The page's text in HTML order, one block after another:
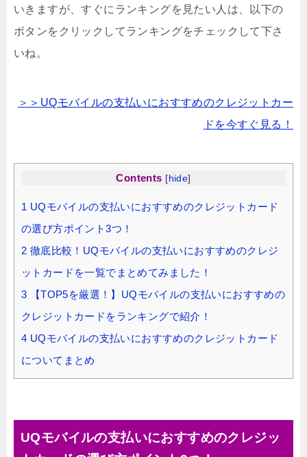
いきますが、すぐにランキングを見たい人は、以下の
ボタンをクリックしてランキングをチェックして下さ
いね。
＞＞UQモバイルの支払いにおすすめのクレジットカー
ドを今すぐ見る！
Contents [ hide]
1 UQモバイルの支払いにおすすめのクレジットカード
の選び方ポイント3つ！
2 徹底比較！UQモバイルの支払いにおすすめのクレジ
ットカードを一覧でまとめてみました！
3 【TOP5を厳選！】UQモバイルの支払いにおすすめの
クレジットカードをランキングで紹介！
4 UQモバイルの支払いにおすすめのクレジットカード
についてまとめ
UQモバイルの支払いにおすすめのクレジッ